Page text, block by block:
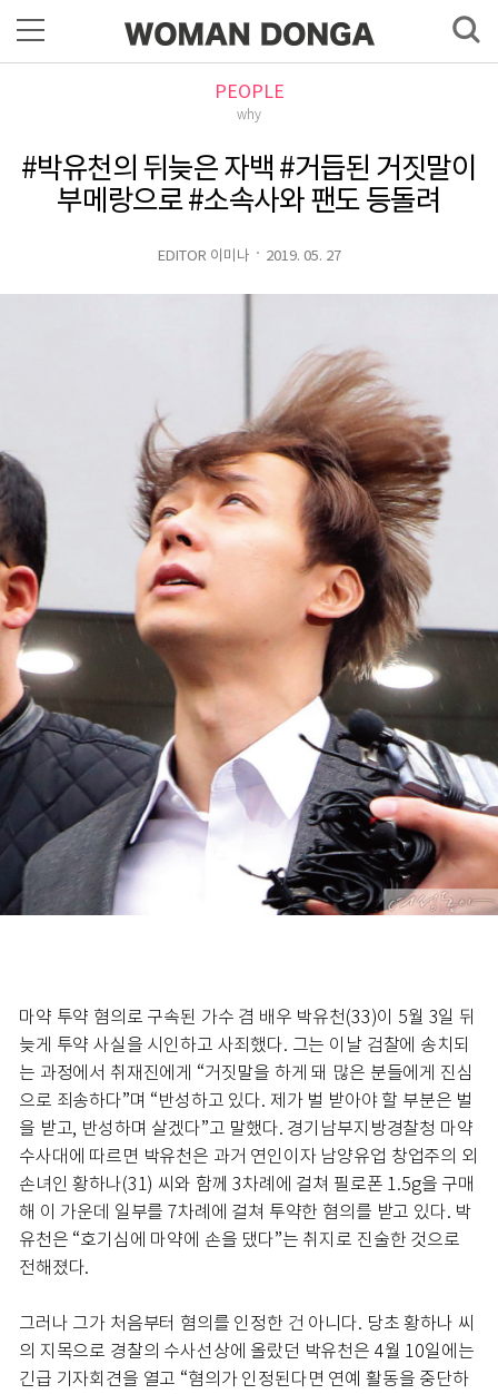
PEOPLE
why
#박유천의 뒤늦은 자백 #거듭된 거짓말이
부메랑으로 #소속사와 팬도 등돌려
EDITOR 이미나 2019. 05. 27
마약 투약 혐의로 구속된 가수 겸 배우 박유천(33)이 5월 3일 뒤
늦게 투약 사실을 시인하고 사죄했다. 그는 이날 검찰에 송치되
는 과정에서 취재진에게 “거짓말을 하게 돼 많은 분들에게 진심
으로 죄송하다”며 “반성하고 있다. 제가 벌 받아야 할 부분은 벌
을 받고, 반성하며 살겠다”고 말했다. 경기남부지방경찰청 마약
수사대에 따르면 박유천은 과거 연인이자 남양유업 창업주의 외
손녀인 황하나(31) 씨와 함께 3차례에 걸쳐 필로폰 1.5g을 구매
해 이 가운데 일부를 7차례에 걸쳐 투약한 혐의를 받고 있다. 박
유천은 “호기심에 마약에 손을 댔다”는 취지로 진술한 것으로
전해졌다.
그러나 그가 처음부터 혐의를 인정한 건 아니다. 당초 황하나 씨
의 지목으로 경찰의 수사선상에 올랐던 박유천은 4월 10일에는
긴급 기자회견을 열고 “혐의가 인정된다면 연예 활동을 중단하